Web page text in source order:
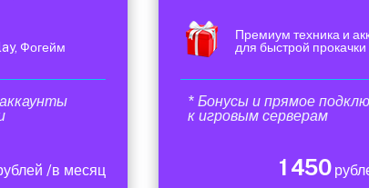
Фогейм
/в месяц
Премиум техника и
для быстрой прокачки
* Бонусы и прямое
к игровым серверам
1 450